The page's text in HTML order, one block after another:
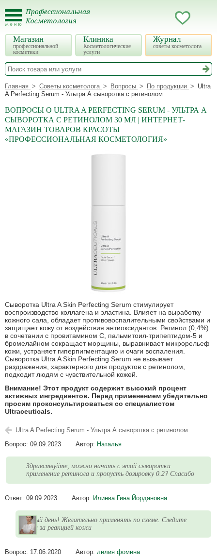
Магазин
профессиональной
косметики
Клиника
Косметологические
услуги
Журнал
советы косметолога
Главная Советы косметолога Вопросы По продукции
Ultra
A Perfecting Serum - Ультра А сыворотка с ретинолом
ВОПРОСЫ О ULTRA A PERFECTING SERUM - УЛЬТРА А
СЫВОРОТКА С РЕТИНОЛОМ 30 МЛ | ИНТЕРНЕТ-
МАГАЗИН ТОВАРОВ КРАСОТЫ
«ПРОФЕССИОНАЛЬНАЯ КОСМЕТОЛОГИЯ»
Сыворотка Ultra A Skin Perfecting Serum стимулирует
воспроизводство коллагена и эластина. Влияет на выработку
кожного сала, обладает противовоспалительными свойствами и
защищает кожу от воздействия антиоксидантов. Ретинол (0,4%)
в сочетании с провитамином С, пальмитоил-трипептидом-5 и
бромелайном сокращает морщины, выравнивает микрорельеф
кожи, устраняет гиперпигментацию и очаги воспаления.
Сыворотка Ultra A Skin Perfecting Serum не вызывает
раздражения, характерного для продуктов с ретинолом,
подходит людям с чувствительной кожей.
Внимание! Этот продукт содержит высокий процент
активных ингредиентов. Перед применением убедительно
просим проконсультироваться со специалистом
Ultraceuticals.
Ultra A Perfecting Serum - Ультра А сыворотка с ретинолом
Вопрос: 09.09.2023 Автор: Наталья
Здравствуйте, можно начать с этой сыворотки
применение ретинола и пропусть дозировку 0.2? Спасибо
Ответ: 09.09.2023 Автор: Илиева Гина Йордановна
Добрый день! Желательно применять по схеме. Следите
тогда за реакцией кожи
Вопрос: 17.06.2020 Автор: лилия фомина